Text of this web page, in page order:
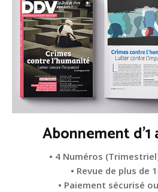
Abonnement d'1
• 4 Numéros
• Revue de plus de
• Paiement sécurisé